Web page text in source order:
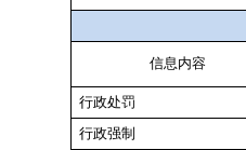
信息内容
行政处罚
行政强制